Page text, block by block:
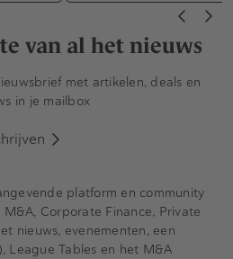
van al het nieuws
met artikelen, deals en
in je mailbox
platform en community
Corporate Finance, Private
nieuws, evenementen, een
League Tables en het M&A